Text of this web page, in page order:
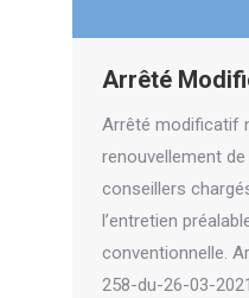
Arrêté
Arrêté modificatif
renouvellement
conseillers
l’entretien
conventionnelle.
258-du-26-03-